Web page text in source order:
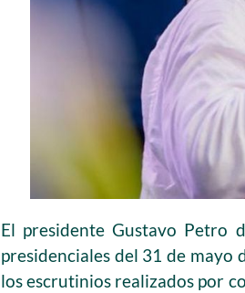
El presidente Gustavo Petro
presidenciales del 31 de mayo
los escrutinios realizados por